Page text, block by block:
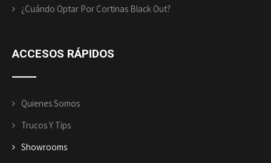
¿Cuándo Optar Por Cortinas Black Out?
ACCESOS RÁPIDOS
Quienes Somos
Trucos Y Tips
Showrooms